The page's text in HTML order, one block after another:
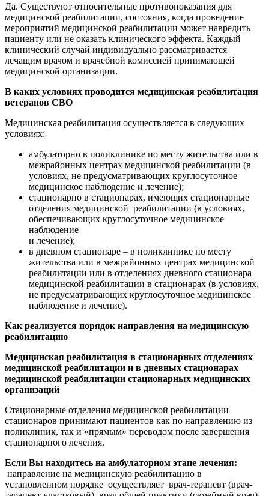
Да. Существуют относительные противопоказания для
медицинской реабилитации, состояния, когда проведение
мероприятий медицинской реабилитации может навредить
пациенту или не оказать клинического эффекта. Каждый
клинический случай индивидуально рассматривается
лечащим врачом и врачебной комиссией принимающей
медицинской организации.
В каких условиях проводится медицинская реабилитация
ветеранов СВО
Медицинская реабилитация осуществляется в следующих
условиях:
амбулаторно в поликлинике по месту жительства или в
межрайонных центрах медицинской реабилитации (в
условиях, не предусматривающих круглосуточное
медицинское наблюдение и лечение);
стационарно в стационарах, имеющих стационарные
отделения медицинской реабилитации (в условиях,
обеспечивающих круглосуточное медицинское
наблюдение
и лечение);
в дневном стационаре – в поликлинике по месту
жительства или в межрайонных центрах медицинской
реабилитации или в отделениях дневного стационара
медицинской реабилитации в стационарах (в условиях,
не предусматривающих круглосуточное медицинское
наблюдение и лечение).
Как реализуется порядок направления на медицинскую
реабилитацию
Медицинская реабилитация в стационарных отделениях
медицинской реабилитации и в дневных стационарах
медицинской реабилитации стационарных медицинских
организаций
Стационарные отделения медицинской реабилитации
стационаров принимают пациентов как по направлению из
поликлиник, так и «прямым» переводом после завершения
стационарного лечения.
Если Вы находитесь на амбулаторном этапе лечения:
направление на медицинскую реабилитацию в
установленном порядке осуществляет врач-терапевт (врач-